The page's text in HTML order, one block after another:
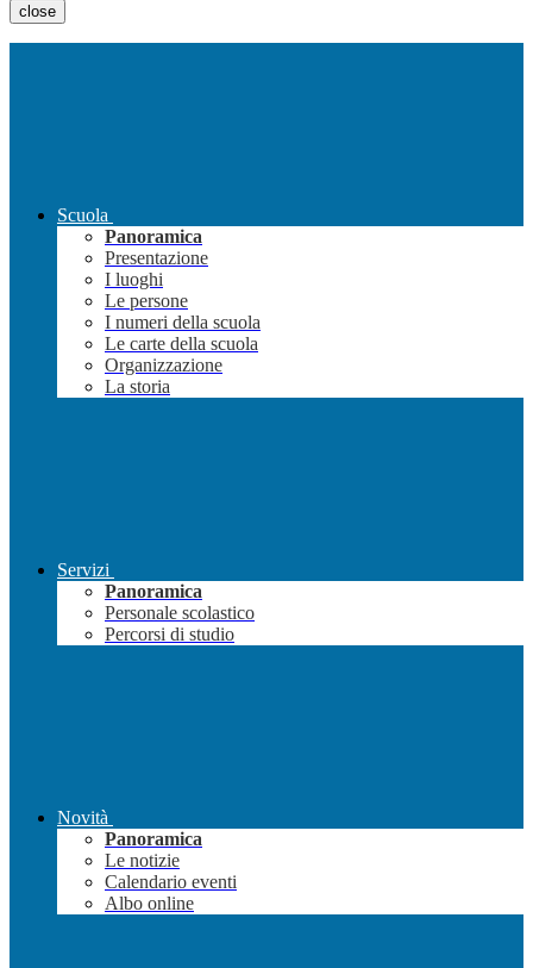
close
Scuola
Panoramica
Presentazione
I luoghi
Le persone
I numeri della scuola
Le carte della scuola
Organizzazione
La storia
Servizi
Panoramica
Personale scolastico
Percorsi di studio
Novità
Panoramica
Le notizie
Calendario eventi
Albo online